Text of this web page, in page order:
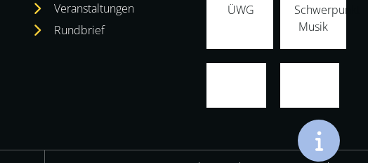
Veranstaltungen
Rundbrief